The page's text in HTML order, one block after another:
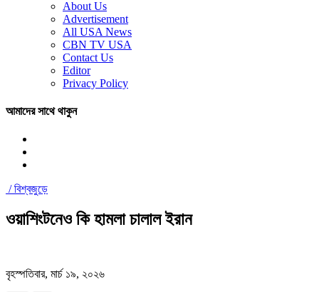
About Us
Advertisement
All USA News
CBN TV USA
Contact Us
Editor
Privacy Policy
আমাদের সাথে থাকুন
/বিশ্বজুড়ে
ওয়াশিংটনেও কি হামলা চালাল ইরান
বৃহস্পতিবার, মার্চ ১৯, ২০২৬